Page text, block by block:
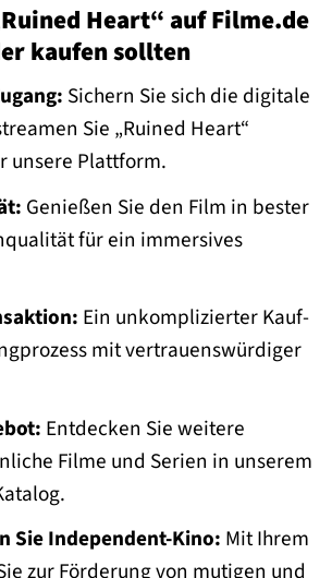
Heart“ auf Filme.de
kaufen sollten
Sichern Sie sich die digitale
Sie „Ruined Heart“
unsere Plattform.
Genießen Sie den Film in bester
für ein immersives
Ein unkomplizierter Kauf-
mit vertrauenswürdiger
Entdecken Sie weitere
Filme und Serien in unserem
Sie Independent-Kino: Mit Ihrem
zur Förderung von mutigen und